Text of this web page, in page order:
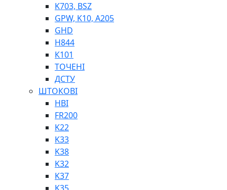
Е90, E92
SINT, E60
ПНЕВМАТИКА
ФІТИНГИ
K703, BSZ
GPW, K10, A205
GHD
H844
К101
ТОЧЕНІ
ДСТУ
ШТОКОВІ
HBI
FR200
K22
K33
K38
K32
K37